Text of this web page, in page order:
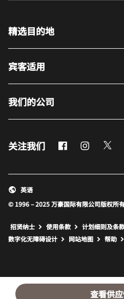
查看供
精选目的地
宾客适用
我们的公司
关注我们 Facebook
© 1996 – 2025 万豪国际有限公司版权所
英语
招贤纳士 使用条款 计划细则及条
数字化无障碍设计
网站地图 打开
帮助